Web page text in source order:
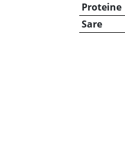
Proteine
Sare